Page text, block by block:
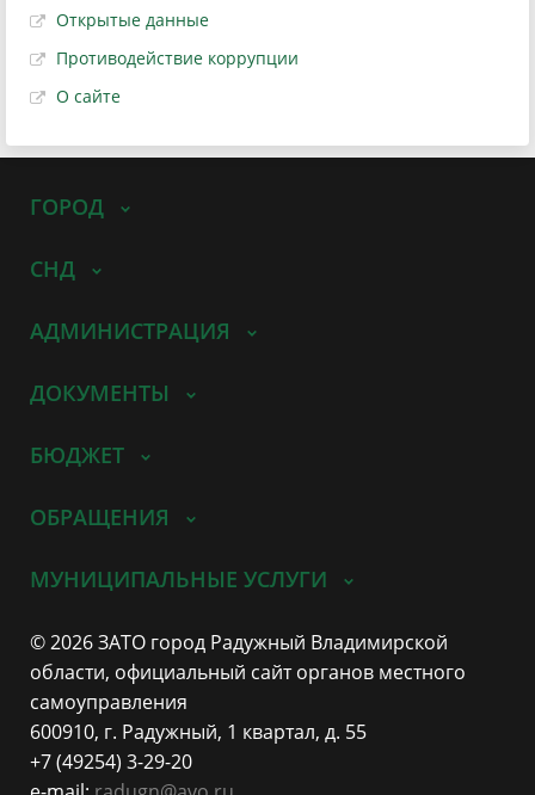
Открытые данные
Противодействие коррупции
О сайте
ГОРОД
СНД
АДМИНИСТРАЦИЯ
ДОКУМЕНТЫ
БЮДЖЕТ
ОБРАЩЕНИЯ
МУНИЦИПАЛЬНЫЕ УСЛУГИ
© 2026 ЗАТО город Радужный Владимирской
области, официальный сайт органов местного
самоуправления
600910, г. Радужный, 1 квартал, д. 55
+7 (49254) 3-29-20